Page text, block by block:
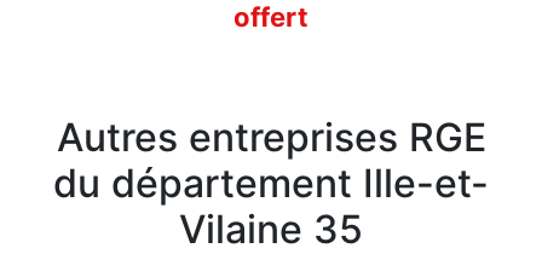
offert
Autres entreprises RGE
du département Ille-et-
Vilaine 35